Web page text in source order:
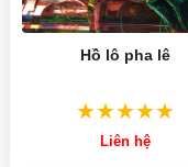
Hồ lô pha lê
Liên hệ